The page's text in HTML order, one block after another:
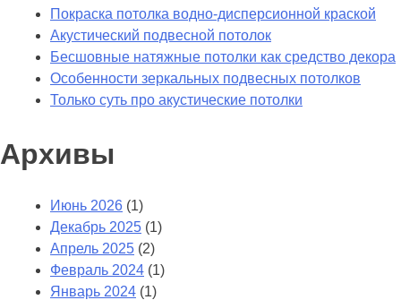
Покраска потолка водно-дисперсионной краской
Акустический подвесной потолок
Бесшовные натяжные потолки как средство декора
Особенности зеркальных подвесных потолков
Только суть про акустические потолки
Архивы
Июнь 2026 (1)
Декабрь 2025 (1)
Апрель 2025 (2)
Февраль 2024 (1)
Январь 2024 (1)